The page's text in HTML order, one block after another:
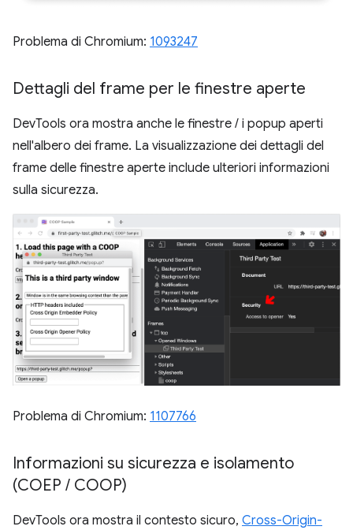
Problema di Chromium: 1093247
Dettagli del frame per le finestre aperte
DevTools ora mostra anche le finestre / i popup aperti
nell'albero dei frame. La visualizzazione dei dettagli del
frame delle finestre aperte include ulteriori informazioni
sulla sicurezza.
Problema di Chromium: 1107766
Informazioni su sicurezza e isolamento
(COEP / COOP)
DevTools ora mostra il contesto sicuro, Cross-Origin-